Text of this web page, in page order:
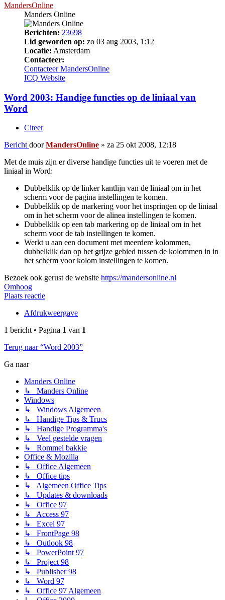
MandersOnline
Manders Online
Berichten: 23698
Lid geworden op: zo 03 aug 2003, 1:12
Locatie: Amsterdam
Contacteer:
Contacteer MandersOnline
ICQ Website
Word 2003: Handige functies op de liniaal van
Word
Citeer
Bericht doorMandersOnline » za 25 okt 2008, 12:18
Met de muis zijn er diverse handige functies uit te voeren met de
liniaal in Word:
Dubbelklik op de linker kantlijn van de liniaal om in het
scherm voor de pagina instellingen te komen.
Dubbelklik op de markering voor het inspringen op de liniaal
om in het scherm voor de alinea instellingen te komen.
Dubbelklik op een tab markering op de liniaal om in het
scherm voor de tab instellingen te komen.
Werkt u aan een document met meerdere kolommen,
dubbelklik dan op het grijze gebied tussen de kolommen in in
het scherm voor kolom instellingen te komen.
Bezoek ook gerust de website https://mandersonline.nl
Omhoog
Plaats reactie
Afdrukweergave
1 bericht • Pagina 1 van 1
Terug naar “Word 2003”
Ga naar
Manders Online
↳ Manders Online
Windows
↳ Windows Algemeen
↳ Handige Tips & Trucs
↳ Handige Programma's
↳ Veel gestelde vragen
↳ Rommel bakkie
Office & Mozilla
↳ Office Algemeen
↳ Office tips
↳ Algemeen Office Tips
↳ Updates & downloads
↳ Office 97
↳ Access 97
↳ Excel 97
↳ FrontPage 98
↳ Outlook 98
↳ PowerPoint 97
↳ Project 98
↳ Publisher 98
↳ Word 97
↳ Office 97 Algemeen